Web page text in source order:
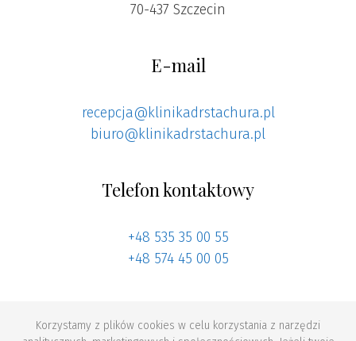
70-437 Szczecin
E-mail
recepcja@klinikadrstachura.pl
biuro@klinikadrstachura.pl
Telefon kontaktowy
+48 535 35 00 55
+48 574 45 00 05
Korzystamy z plików cookies w celu korzystania z narzędzi